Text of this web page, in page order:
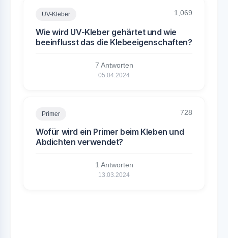
UV-Kleber 1,069
Wie wird UV-Kleber gehärtet und wie
beeinflusst das die Klebeeigenschaften?
7 Antworten
05.04.2024
Primer 728
Wofür wird ein Primer beim Kleben und
Abdichten verwendet?
1 Antworten
13.03.2024